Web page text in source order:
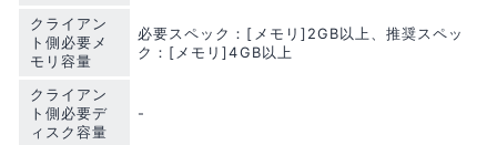
クライアン
ト側必要メ
モリ容量
必要スペック：[メモリ]2GB以上、推奨スペッ
ク：[メモリ]4GB以上
クライアン
ト側必要デ
ィスク容量
-